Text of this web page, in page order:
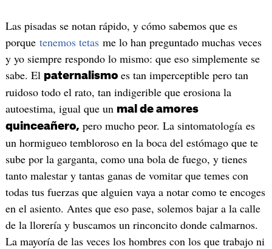
Las pisadas se notan rápido, y cómo sabemos que es
porque tenemos tetasme lo han preguntado muchas veces
y yo siempre respondo lo mismo: que eso simplemente se
sabe. El paternalismo es tan imperceptible pero tan
ruidoso todo el rato, tan indigerible que erosiona la
autoestima, igual que un mal de amores
quinceañero, pero mucho peor. La sintomatología es
un hormigueo tembloroso en la boca del estómago que te
sube por la garganta, como una bola de fuego, y tienes
tanto malestar y tantas ganas de vomitar que temes con
todas tus fuerzas que alguien vaya a notar como te encoges
en el asiento. Antes que eso pase, solemos bajar a la calle
de la llorería y buscamos un rinconcito donde calmarnos.
La mayoría de las veces los hombres con los que trabajo ni